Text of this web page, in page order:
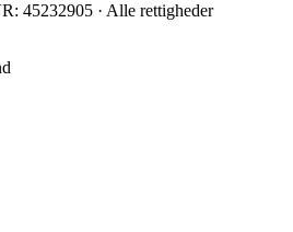
45232905 · Alle rettigheder